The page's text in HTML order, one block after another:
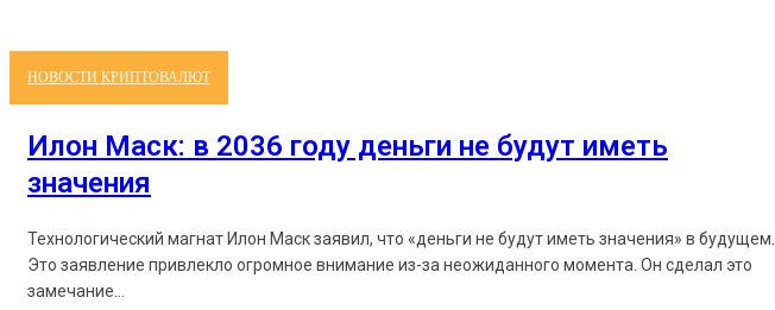
НОВОСТИ КРИПТОВАЛЮТ
Илон Маск: в 2036 году деньги не будут иметь
значения
Технологический магнат Илон Маск заявил, что «деньги не будут иметь значения» в будущем.
Это заявление привлекло огромное внимание из-за неожиданного момента. Он сделал это
замечание...